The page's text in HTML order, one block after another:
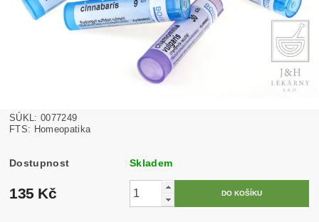
SÚKL: 0077249
FTS: Homeopatika
Dostupnost Skladem
135 Kč